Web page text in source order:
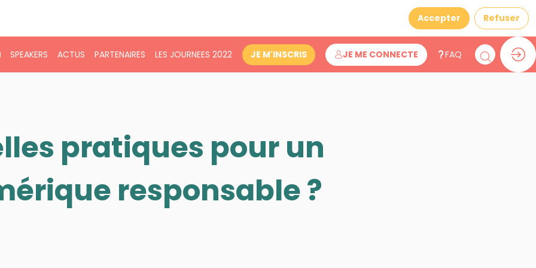
SPEAKERS ACTUS PARTENAIRES LES JOURNEES 2022 JE M'INSCRIS JE ME CONNECTE FAQ
pratiques pour un
responsable ?
Accepter Refuser